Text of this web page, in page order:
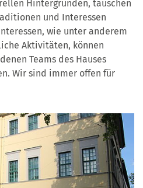
Hintergründen, tauschen
und Interessen
wie unter anderem
Aktivitäten, können
Teams des Hauses
Wir sind immer offen für